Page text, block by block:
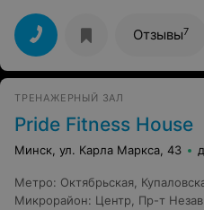
заряжаюсь положительными
настроением и физически
замечательно!!!)Спасибо!
Отзывы7
ТРЕНАЖЕРНЫЙ ЗАЛ
Pride Fitness House
Минск, ул. Карла Маркса, 43
Метро: Октябрьская
Микрорайон: Центр
Пр-т